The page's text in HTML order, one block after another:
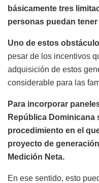
básicamente tres
personas puedan
Uno de estos
pesar de los incentivos
adquisición de estos
considerable para las
Para incorporar
República Dominicana
procedimiento en el
proyecto de
Medición Neta.
En ese sentido, esto